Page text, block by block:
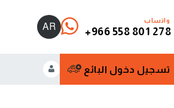
واتساب
+966 558 801 278
AR
تسجيل دخول البائع